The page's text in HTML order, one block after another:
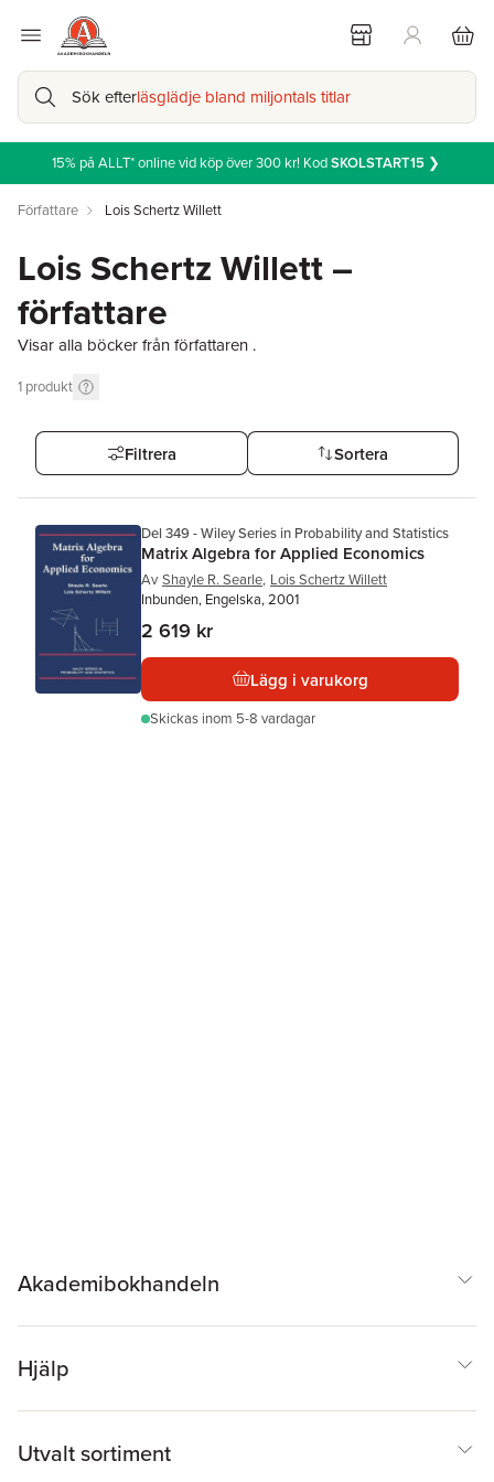
Sök efterläsglädje bland miljontals titlar
15% på ALLT* online vid köp över 300 kr! KodSKOLSTART15❯
Författare Lois Schertz Willett
Lois Schertz Willett –
författare
Visar alla böcker från författaren .
1 produkt
Filtrera Sortera
Del 349 - Wiley Series in Probability and Statistics
Matrix Algebra for Applied Economics
Av Shayle R. Searle, Lois Schertz Willett
Inbunden, Engelska, 2001
2 619 kr
Lägg i varukorg
Skickas inom 5-8 vardagar
Akademibokhandeln
Hjälp
Utvalt sortiment